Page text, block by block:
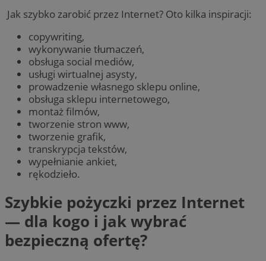
Jak szybko zarobić przez Internet? Oto kilka inspiracji:
copywriting,
wykonywanie tłumaczeń,
obsługa social mediów,
usługi wirtualnej asysty,
prowadzenie własnego sklepu online,
obsługa sklepu internetowego,
montaż filmów,
tworzenie stron www,
tworzenie grafik,
transkrypcja tekstów,
wypełnianie ankiet,
rękodzieło.
Szybkie pożyczki przez Internet
— dla kogo i jak wybrać
bezpieczną ofertę?